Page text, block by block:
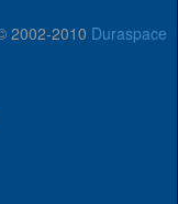
2002-2010 Duraspace